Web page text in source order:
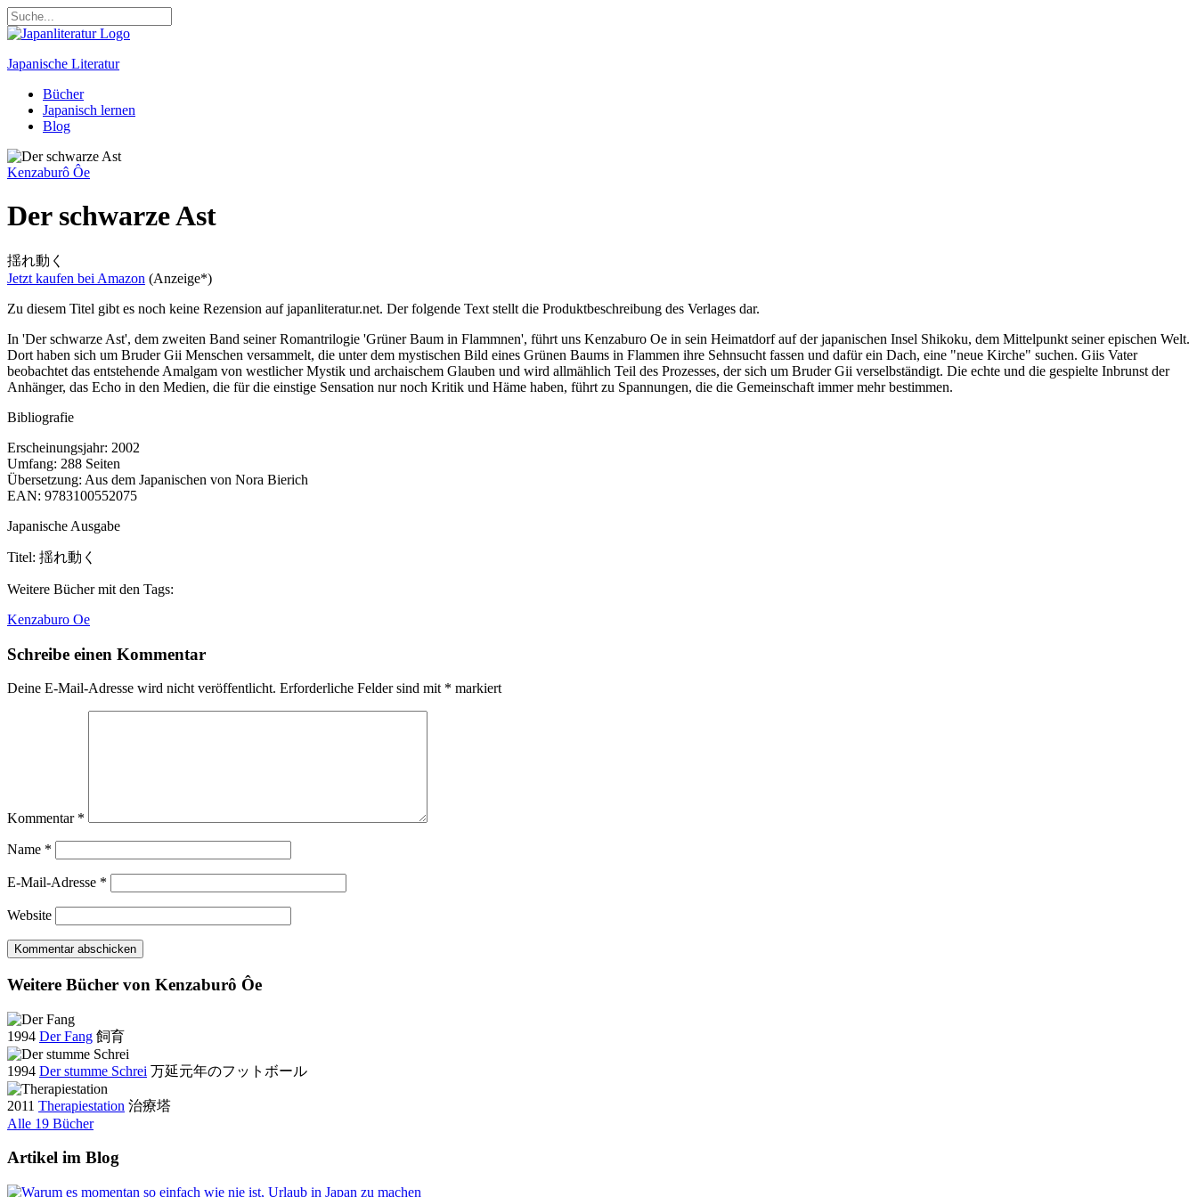
Japanische Literatur
Bücher
Japanisch lernen
Blog
Kenzaburô Ôe
Der schwarze Ast
揺れ動く
Jetzt kaufen bei Amazon (Anzeige*)
Zu diesem Titel gibt es noch keine Rezension auf japanliteratur.net. Der folgende Text stellt die Produktbeschreibung des Verlages dar.
In 'Der schwarze Ast', dem zweiten Band seiner Romantrilogie 'Grüner Baum in Flammnen', führt uns Kenzaburo Oe in sein Heimatdorf auf der japanischen Insel Shikoku, dem Mittelpunkt seiner epischen Welt.
Dort haben sich um Bruder Gii Menschen versammelt, die unter dem mystischen Bild eines Grünen Baums in Flammen ihre Sehnsucht fassen und dafür ein Dach, eine "neue Kirche" suchen. Giis Vater
beobachtet das entstehende Amalgam von westlicher Mystik und archaischem Glauben und wird allmählich Teil des Prozesses, der sich um Bruder Gii verselbständigt. Die echte und die gespielte Inbrunst der
Anhänger, das Echo in den Medien, die für die einstige Sensation nur noch Kritik und Häme haben, führt zu Spannungen, die die Gemeinschaft immer mehr bestimmen.
Bibliografie
Erscheinungsjahr: 2002
Umfang: 288 Seiten
Übersetzung: Aus dem Japanischen von Nora Bierich
EAN: 9783100552075
Japanische Ausgabe
Titel: 揺れ動く
Weitere Bücher mit den Tags:
Kenzaburo Oe
Schreibe einen Kommentar
Deine E-Mail-Adresse wird nicht veröffentlicht. Erforderliche Felder sind mit * markiert
Kommentar *
Name *
E-Mail-Adresse *
Website
Weitere Bücher von Kenzaburô Ôe
1994 Der Fang 飼育
1994 Der stumme Schrei 万延元年のフットボール
2011 Therapiestation 治療塔
Alle 19 Bücher
Artikel im Blog